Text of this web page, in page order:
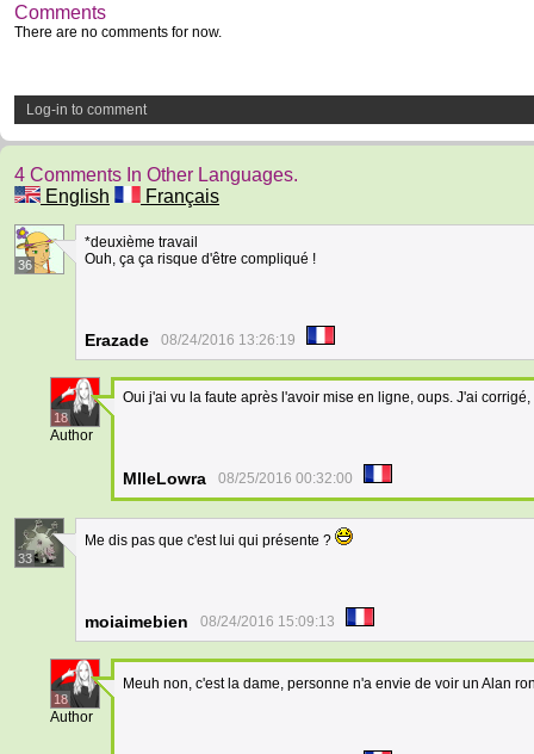
Comments
There are no comments for now.
Log-in to comment
4 Comments In Other Languages.
English
Français
36
*deuxième travail
Ouh, ça ça risque d'être compliqué !
Erazade 08/24/2016 13:26:19
18
Author
Oui j'ai vu la faute après l'avoir mise en ligne, oups. J'ai
MlleLowra 08/25/2016 00:32:00
33
Me dis pas que c'est lui qui présente ?
moiaimebien 08/24/2016 15:09:13
18
Author
Meuh non, c'est la dame, personne n'a envie de voir un Alan